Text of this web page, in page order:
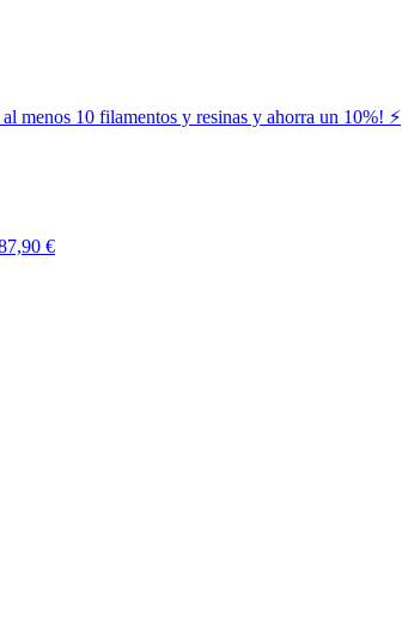
menos 10 filamentos y resinas y ahorra un 10%! ⚡️
€